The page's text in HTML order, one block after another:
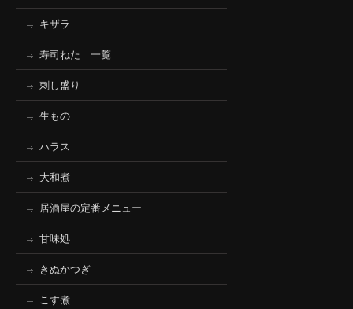
キザラ
寿司ねた 一覧
刺し盛り
生もの
ハラス
大和煮
居酒屋の定番メニュー
甘味処
きぬかつぎ
こす煮